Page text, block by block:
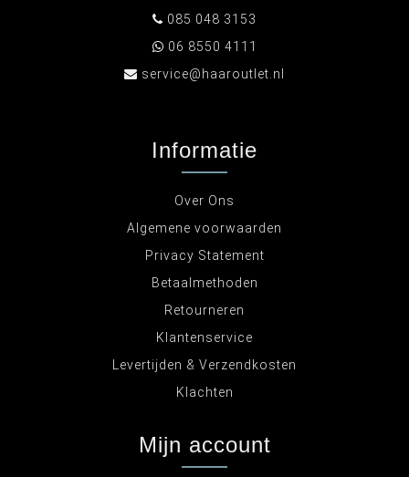
085 048 3153
06 8550 4111
service@haaroutlet.nl
Informatie
Over Ons
Algemene voorwaarden
Privacy Statement
Betaalmethoden
Retourneren
Klantenservice
Levertijden & Verzendkosten
Klachten
Mijn account